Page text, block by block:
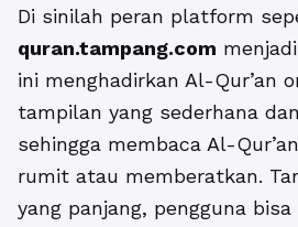
Di sinilah peran platform
quran.tampang.com
ini menghadirkan Al-Qur’an
tampilan yang sederhana
sehingga membaca Al-
rumit atau memberatkan.
yang panjang, pengguna